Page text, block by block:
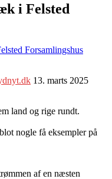
i Felsted
Forsamlingshus
13. marts 2025
land og rige rundt.
nogle få eksempler på
af en næsten